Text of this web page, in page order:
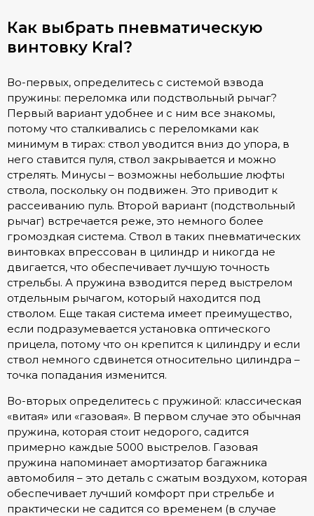
Как выбрать пневматическую
винтовку Kral?
Во-первых, определитесь с системой взвода
пружины: переломка или подствольный рычаг?
Первый вариант удобнее и с ним все знакомы,
потому что сталкивались с переломками как
минимум в тирах: ствол уводится вниз до упора, в
него ставится пуля, ствол закрывается и можно
стрелять. Минусы – возможны небольшие люфты
ствола, поскольку он подвижен. Это приводит к
рассеиванию пуль. Второй вариант (подствольный
рычаг) встречается реже, это немного более
громоздкая система. Ствол в таких пневматических
винтовках впрессован в цилиндр и никогда не
двигается, что обеспечивает лучшую точность
стрельбы. А пружина взводится перед выстрелом
отдельным рычагом, который находится под
стволом. Еще такая система имеет преимущество,
если подразумевается установка оптического
прицела, потому что он крепится к цилиндру и если
ствол немного сдвинется относительно цилиндра –
точка попадания изменится.
Во-вторых определитесь с пружиной: классическая
«витая» или «газовая». В первом случае это обычная
пружина, которая стоит недорого, садится
примерно каждые 5000 выстрелов. Газовая
пружина напоминает амортизатор багажника
автомобиля – это деталь с сжатым воздухом, которая
обеспечивает лучший комфорт при стрельбе и
практически не садится со временем (в случае